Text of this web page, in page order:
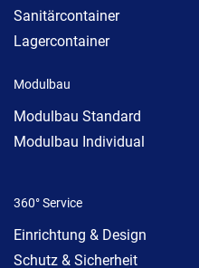
Sanitärcontainer
Lagercontainer
Modulbau
Modulbau Standard
Modulbau Individual
360° Service
Einrichtung & Design
Schutz & Sicherheit